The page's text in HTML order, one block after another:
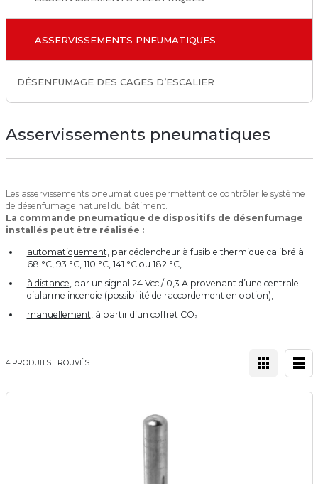
ASSERVISSEMENTS PNEUMATIQUES
DÉSENFUMAGE DES CAGES D’ESCALIER
Asservissements pneumatiques
Les asservissements pneumatiques permettent de contrôler le système
de désenfumage naturel du bâtiment.
La commande pneumatique de dispositifs de désenfumage
installés peut être réalisée :
automatiquement,par déclencheur à fusible thermique calibré à
68 °C, 93 °C, 110 °C, 141 °C ou 182 °C,
à distance, par un signal 24 Vcc / 0,3 A provenant d’une centrale
d’alarme incendie (possibilité de raccordement en option),
manuellement, à partir d’un coffret CO₂.
4 PRODUITS TROUVÉS